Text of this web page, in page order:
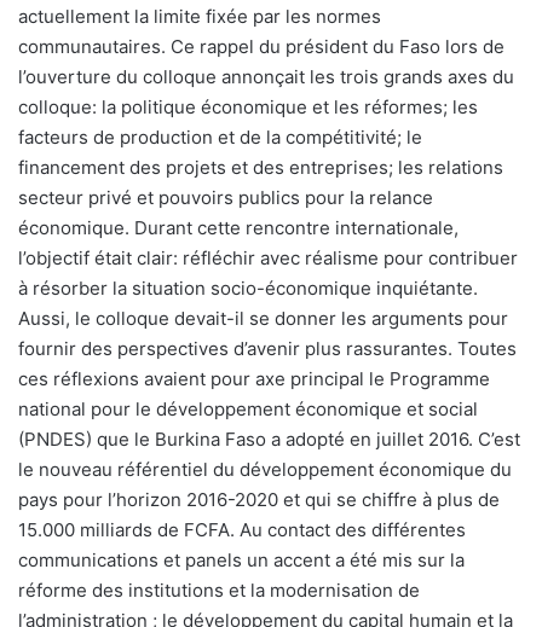
actuellement la limite fixée par les normes
communautaires. Ce rappel du président du Faso lors de
l’ouverture du colloque annonçait les trois grands axes du
colloque: la politique économique et les réformes; les
facteurs de production et de la compétitivité; le
financement des projets et des entreprises; les relations
secteur privé et pouvoirs publics pour la relance
économique. Durant cette rencontre internationale,
l’objectif était clair: réfléchir avec réalisme pour contribuer
à résorber la situation socio-économique inquiétante.
Aussi, le colloque devait-il se donner les arguments pour
fournir des perspectives d’avenir plus rassurantes. Toutes
ces réflexions avaient pour axe principal le Programme
national pour le développement économique et social
(PNDES) que le Burkina Faso a adopté en juillet 2016. C’est
le nouveau référentiel du développement économique du
pays pour l’horizon 2016-2020 et qui se chiffre à plus de
15.000 milliards de FCFA. Au contact des différentes
communications et panels un accent a été mis sur la
réforme des institutions et la modernisation de
l’administration ; le développement du capital humain et la